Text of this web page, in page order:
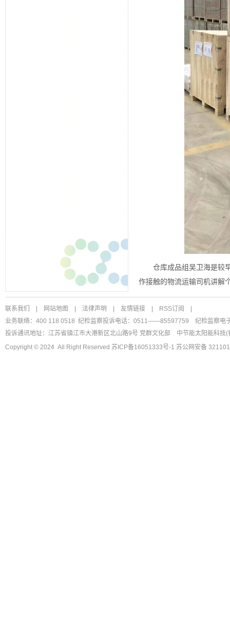
仓库成品组吴卫海是较
作接触的物流运输司机讲解
联系我们 网站地图 法律声明 友情链接 RSS订阅
业务联络：400 118 0518 纪检监察投诉电话：0511——85597759 纪检监察电
投诉通讯地址：江苏省镇江市大港新区北山路9号 党群文化部
中节能太阳能科技
Copyright © 2024 All Right Reserved 苏ICP备16051333号-1 苏公网安备